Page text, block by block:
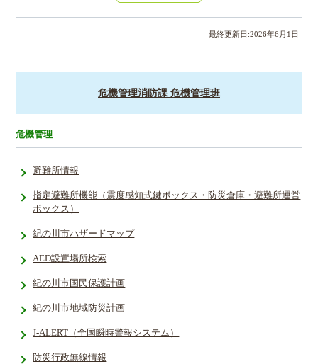
最終更新日:2026年6月 1 日
危機管理消防課 危機管理班
危機管理
避難所情報
指定避難所­機能（震度­感知式鍵ボ­ックス・防­災倉庫・避­難所運営
ボ­ックス）
紀の川市ハザードマップ
AED設置場所検索
紀の川市国民保護計画
紀の川市地域防災計画
J-ALERT（全国瞬時警報システム）
防災行政無線情報